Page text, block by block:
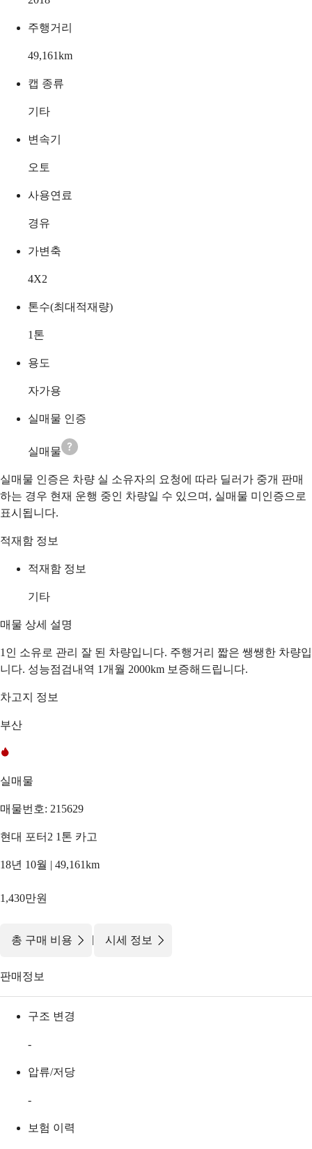
주행거리
49,161km
캡 종류
기타
변속기
오토
사용연료
경유
가변축
4X2
톤수(최대적재량)
1 톤
용도
자가용
실매물 인증
실매물
실매물 인증은 차량 실 소유자의 요청에 따라 딜러가 중개 판매
하는 경우 현재 운행 중인 차량일 수 있으며, 실매물 미인증으로
표시됩니다.
적재함 정보
적재함 정보
기타
매물 상세 설명
1인 소유로 관리 잘 된 차량입니다. 주행거리 짧은 쌩쌩한 차량입
니다. 성능점검내역 1개월 2000km 보증해드립니다.
차고지 정보
부산
실매물
매물번호: 215629
현대 포터2 1톤 카고
18년 10월 | 49,161km
1,430만원
총 구매 비용 | 시세 정보
판매정보
구조 변경
-
압류/저당
-
보험 이력